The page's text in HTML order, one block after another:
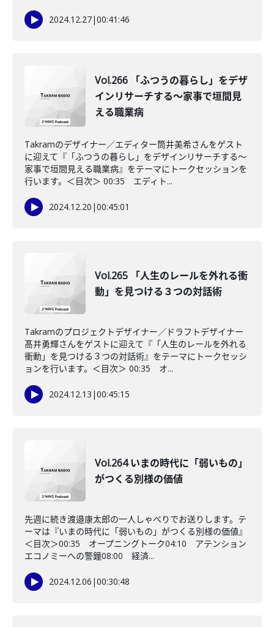
2024.12.27|00:41:46
Vol.266 「ふつうの暮らし」をデザ
インリサーチする～家事で垣間見
える職業病
Takramのデザイナー／エディター筒井美希さんをゲスト
に迎えて『「ふつうの暮らし」をデザインリサーチする～
家事で垣間見える職業病』をテーマにトークセッションを
行います。＜目次＞ 00:35 エディト...
2024.12.20 |00:45:01
Vol.265 「人生のレールを外れる衝
動」を見つける３つの対話術
Takramのプロジェクトデザイナー／ドラフトデザイナー
髙井勇輝さんをゲストに迎えて『「人生のレールを外れる
衝動」を見つける３つの対話術』をテーマにトークセッシ
ョンを行います。＜目次＞ 00:35 オ...
2024.12.13 |00:45:15
Vol.264 いまの時代に「弱いもの」
がつくる別様の価値
先週に続き渡邉康太郎の一人しゃべりでお送りします。テ
ーマは『いまの時代に「弱いもの」がつくる別様の価値』
＜目次＞00:35 オープニングトーク04:10 アテンション
エコノミーへの警鐘08:00 経済...
2024.12.06 |00:30:48